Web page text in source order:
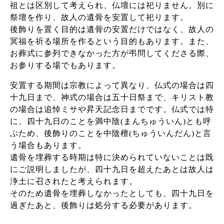
祖とは区別して考えられ、仏壇には祀りません。別に
祭壇を作り、故人の遺骨を安置して祀ります。
後飾りを置く目的は遺骨の安置だけではなく、故人の
冥福を祈る場所を作るという目的もあります。また、
お葬式に参列できなかった方が弔問してくださる際、
お参りする場でもあります。
安置する期間は宗教によって異なり、仏式の場合は四
十九日まで、神式の場合は五十日祭まで、キリスト教
の場合は追悼ミサや昇天記念日までです。仏式では特
に、四十九日のことを満中陰(まんちゅういん)とも呼
ぶため、後飾りのことを中陰檀(ちゅういんだん)と言
う場合もあります。
遺骨を埋葬する時期は特に決められていないことは既
にご説明しましたが、四十九日を超えたあとは故人は
浄土に召されたと考えられます。
そのため遺骨を埋葬しなかったとしても、四十九日を
過ぎたあと、後飾りは処分する必要があります。